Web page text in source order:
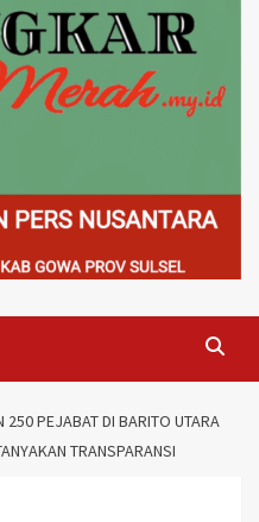
250 PEJABAT DI BARITO UTARA
TRANSPARANSI